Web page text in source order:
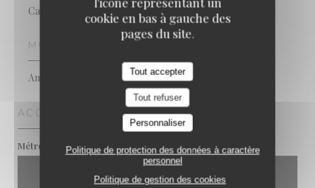
cookie en bas à gauche des
pages du site.
Tout accepter
Tout refuser
Personnaliser
Politique de protection des données à caractère
personnel
Politique de gestion des cookies
Cave à manger
MOYENS DE PAIEMENT
American Express, Espèces, Carte Bleue
ACCÈS
Métro Alexandre Dumas